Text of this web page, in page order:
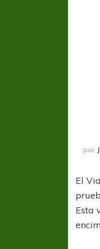
por
El
Esta